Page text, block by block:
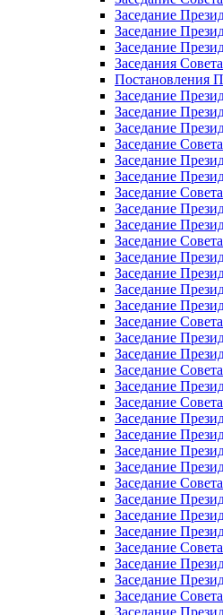
Заседание
Заседание
Заседание
Заседания
Постановления
Заседание
Заседание
Заседание
Заседание
Заседание
Заседание
Заседание
Заседание
Заседание
Заседание
Заседание
Заседание
Заседание
Заседание
Заседание
Заседание
Заседание
Заседание
Заседание
Заседание
Заседание
Заседание
Заседание
Заседание
Заседание
Заседание
Заседание
Заседание
Заседание
Заседание
Заседание
Заседание
Заседание